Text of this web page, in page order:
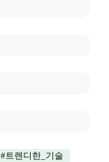
#트렌디한_기술